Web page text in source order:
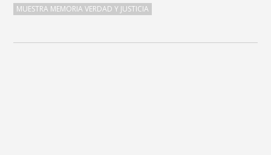
MUESTRA MEMORIA VERDAD Y JUSTICIA